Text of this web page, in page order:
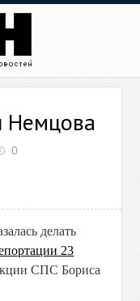
Немцова
0
делать
23
СПС Бориса